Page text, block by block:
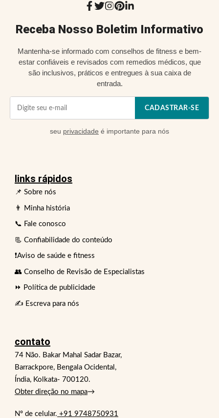
Receba Nosso Boletim Informativo
Mantenha-se informado com conselhos de fitness e bem-
estar confiáveis e revisados com remedios médicos, que
são inclusivos, práticos e entregues à sua caixa de
entrada.
CADASTRAR-SE
seu privacidade é importante para nós
links rápidos
📌 Sobre nós
👨 Minha história
📞 Fale conosco
📃 Confiabilidade do conteúdo
❗Aviso de saúde e fitness
👥 Conselho de Revisão de Especialistas
⏩ Política de publicidade
✍️ Escreva para nós
contato
74 Não. Bakar Mahal Sadar Bazar,
Barrackpore, Bengala Ocidental,
Índia, Kolkata- 700120.
Obter direção no mapa→
Nº de celular. +91 9748750931